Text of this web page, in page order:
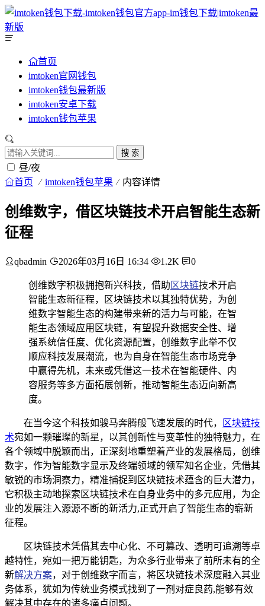
首页
imtoken官网钱包
imtoken钱包最新版
imtoken安卓下载
imtoken钱包苹果
搜 索
昼/夜
首页 imtoken钱包苹果 内容详情
创维数字，借区块链技术开启智能生态新
征程
qbadmin 2026年03月16日 16:34 1.2K 0
创维数字积极拥抱新兴科技，借助 区块链技术开启
智能生态新征程，区块链技术以其独特优势，为创
维数字智能生态的构建带来新的活力与可能，在智
能生态领域应用区块链，有望提升数据安全性、增
强系统信任度、优化资源配置，创维数字此举不仅
顺应科技发展潮流，也为自身在智能生态市场竞争
中赢得先机，未来或凭借这一技术在智能硬件、内
容服务等多方面拓展创新，推动智能生态迈向新高
度。
在当今这个科技如骏马奔腾般飞速发展的时代，
区块链技
术宛如一颗璀璨的新星，以其创新性与变革性的独特魅力，在
各个领域中脱颖而出，正深刻地重塑着产业的发展格局，创维
数字，作为智能数字显示及终端领域的领军知名企业，凭借其
敏锐的市场洞察力，精准捕捉到区块链技术蕴含的巨大潜力，
它积极主动地探索区块链技术在自身业务中的多元应用，为企
业的发展注入源源不断的新活力,正式开启了智能生态的崭新
征程。
区块链技术凭借其去中心化、不可篡改、透明可追溯等卓
越特性，宛如一把万能钥匙，为众多行业带来了前所未有的全
新解决方案，对于创维数字而言，将区块链技术深度融入其业
务体系，犹如为传统业务模式找到了一剂对症良药,能够有效
解决其中存在的诸多痛点问题。